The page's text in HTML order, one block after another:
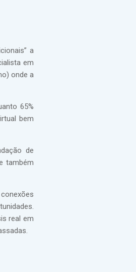
a
em
onde a
65%
bem
de
também
real em